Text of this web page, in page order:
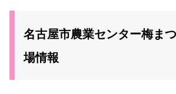
名古屋市農業センター梅ま
場情報